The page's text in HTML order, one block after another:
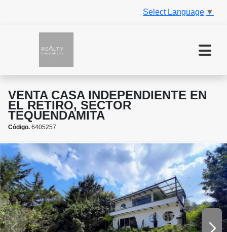
Select Language ▼
VENTA CASA INDEPENDIENTE EN
EL RETIRO, SECTOR
TEQUENDAMITA
Código. 6405257